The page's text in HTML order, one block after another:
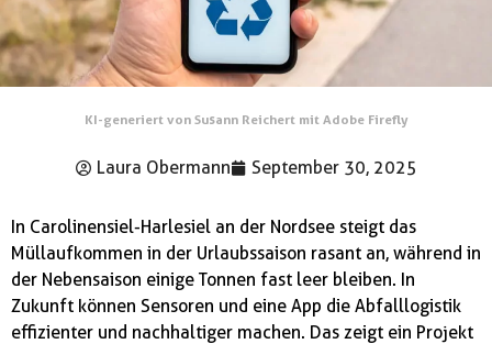
KI-generiert von Susann Reichert mit Adobe Firefly
Laura Obermann September 30, 2025
In Carolinensiel-Harlesiel an der Nordsee steigt das
Müllaufkommen in der Urlaubssaison rasant an, während in
der Nebensaison einige Tonnen fast leer bleiben. In
Zukunft können Sensoren und eine App die Abfalllogistik
effizienter und nachhaltiger machen. Das zeigt ein Projekt